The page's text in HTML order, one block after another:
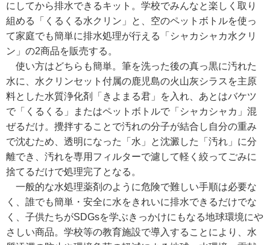
にしてから排水できるキット。学校でみんなと楽しく取り
組める「くるくる水クリン」と、空のペットボトルを使っ
て家庭でも簡単に排水処理が行える「シャカシャカ水クリ
ン」の2商品を販売する。
使い方はどちらも簡単。筆を洗った後の真っ黒に汚れた
水に、水クリンセット付属の鹿児島の火山灰シラスを主原
料とした水質浄化剤「きよまる君」を入れ、あとはバケツ
で「くるくる」またはペットボトルで「シャカシャカ」混
ぜるだけ。攪拌することで汚れの分子が結合し自分の重み
で沈むため、透明になった「水」と沈澱した「汚れ」に分
離でき、汚れを専用フィルターで濾して軽く絞ってごみに
捨てるだけで処理完了となる。
一般的な水処理薬剤のように危険で難しい手順は必要な
く、誰でも簡単・安全に水をきれいに排水できるだけでな
く、子供たちがSDGsを学ぶきっかけにもなる地球環境にや
さしい商品。学校等の教育施設で導入することにより、水